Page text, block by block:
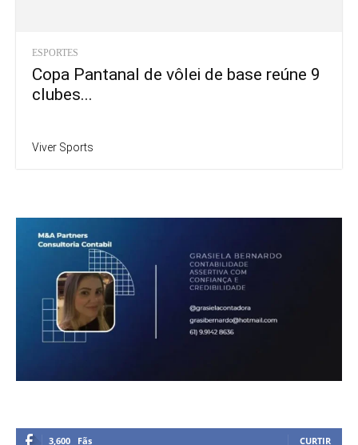
ESPORTES
Copa Pantanal de vôlei de base reúne 9
clubes...
Viver Sports
3,600 Fãs CURTIR